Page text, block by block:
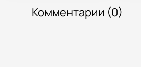
Комментарии (0)